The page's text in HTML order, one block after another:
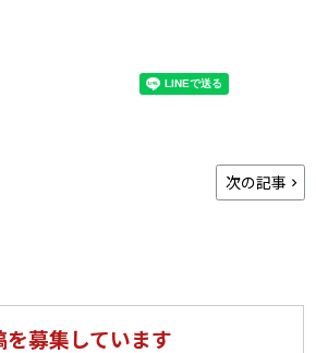
次の記事
募集しています